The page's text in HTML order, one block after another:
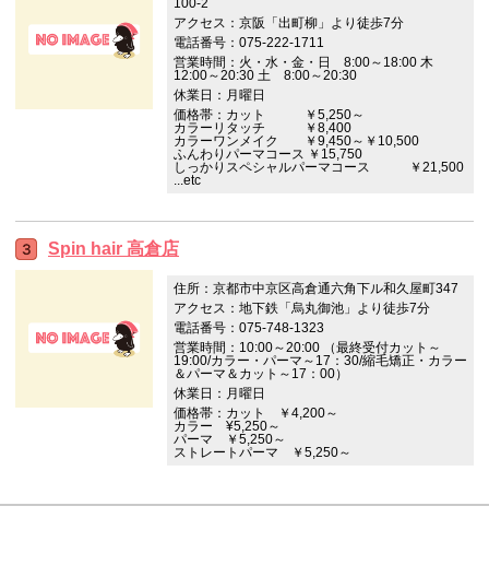
アクセス：京阪「出町柳」より徒歩7分
電話番号：075-222-1711
営業時間：火・水・金・日 8:00～18:00 木
12:00～20:30 土 8:00～20:30
休業日：月曜日
価格帯：カット ￥5,250～
カラーリタッチ ￥8,400
カラーワンメイク ￥9,450～￥10,500
ふんわりパーマコース ￥15,750
しっかりスペシャルパーマコース ￥21,500
...etc
Spin hair 高倉店
住所：京都市中京区高倉通六角下ル和久屋町347
アクセス：地下鉄「烏丸御池」より徒歩7分
電話番号：075-748-1323
営業時間：10:00～20:00 （最終受付カット～
19:00/カラー・パーマ～17：30/縮毛矯正・カラー
＆パーマ＆カット～17：00）
休業日：月曜日
価格帯：カット ￥4,200～
カラー ¥5,250～
パーマ ￥5,250～
ストレートパーマ ￥5,250～